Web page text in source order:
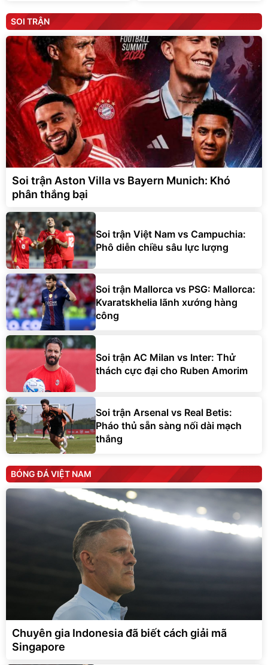
SOI TRẬN
Soi trận Aston Villa vs Bayern Munich: Khó
phân thắng bại
Soi trận Việt Nam vs Campuchia:
Phô diễn chiều sâu lực lượng
Soi trận Mallorca vs PSG: Mallorca:
Kvaratskhelia lãnh xướng hàng
công
Soi trận AC Milan vs Inter: Thử
thách cực đại cho Ruben Amorim
Soi trận Arsenal vs Real Betis:
Pháo thủ sẵn sàng nối dài mạch
thắng
BÓNG ĐÁ VIỆT NAM
Chuyên gia Indonesia đã biết cách giải mã
Singapore